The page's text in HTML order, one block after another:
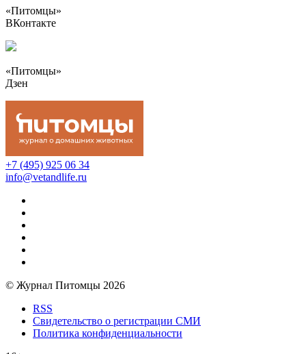
«Питомцы»
ВКонтакте
«Питомцы»
Дзен
+7 (495) 925 06 34
info@vetandlife.ru
© Журнал Питомцы 2026
RSS
Свидетельство о регистрации СМИ
Политика конфиденциальности